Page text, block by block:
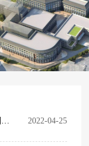
2022-04-25